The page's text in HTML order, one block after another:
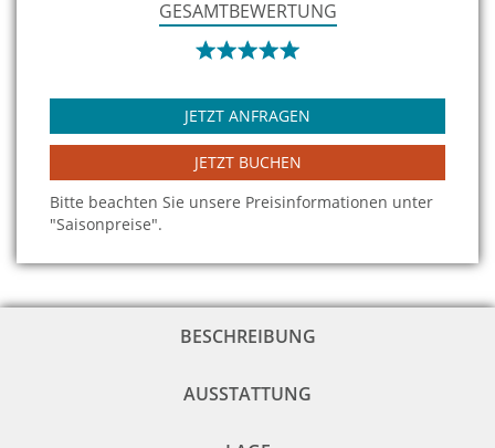
GESAMTBEWERTUNG
JETZT ANFRAGEN
JETZT BUCHEN
Bitte beachten Sie unsere Preisinformationen unter
"Saisonpreise".
BESCHREIBUNG
AUSSTATTUNG